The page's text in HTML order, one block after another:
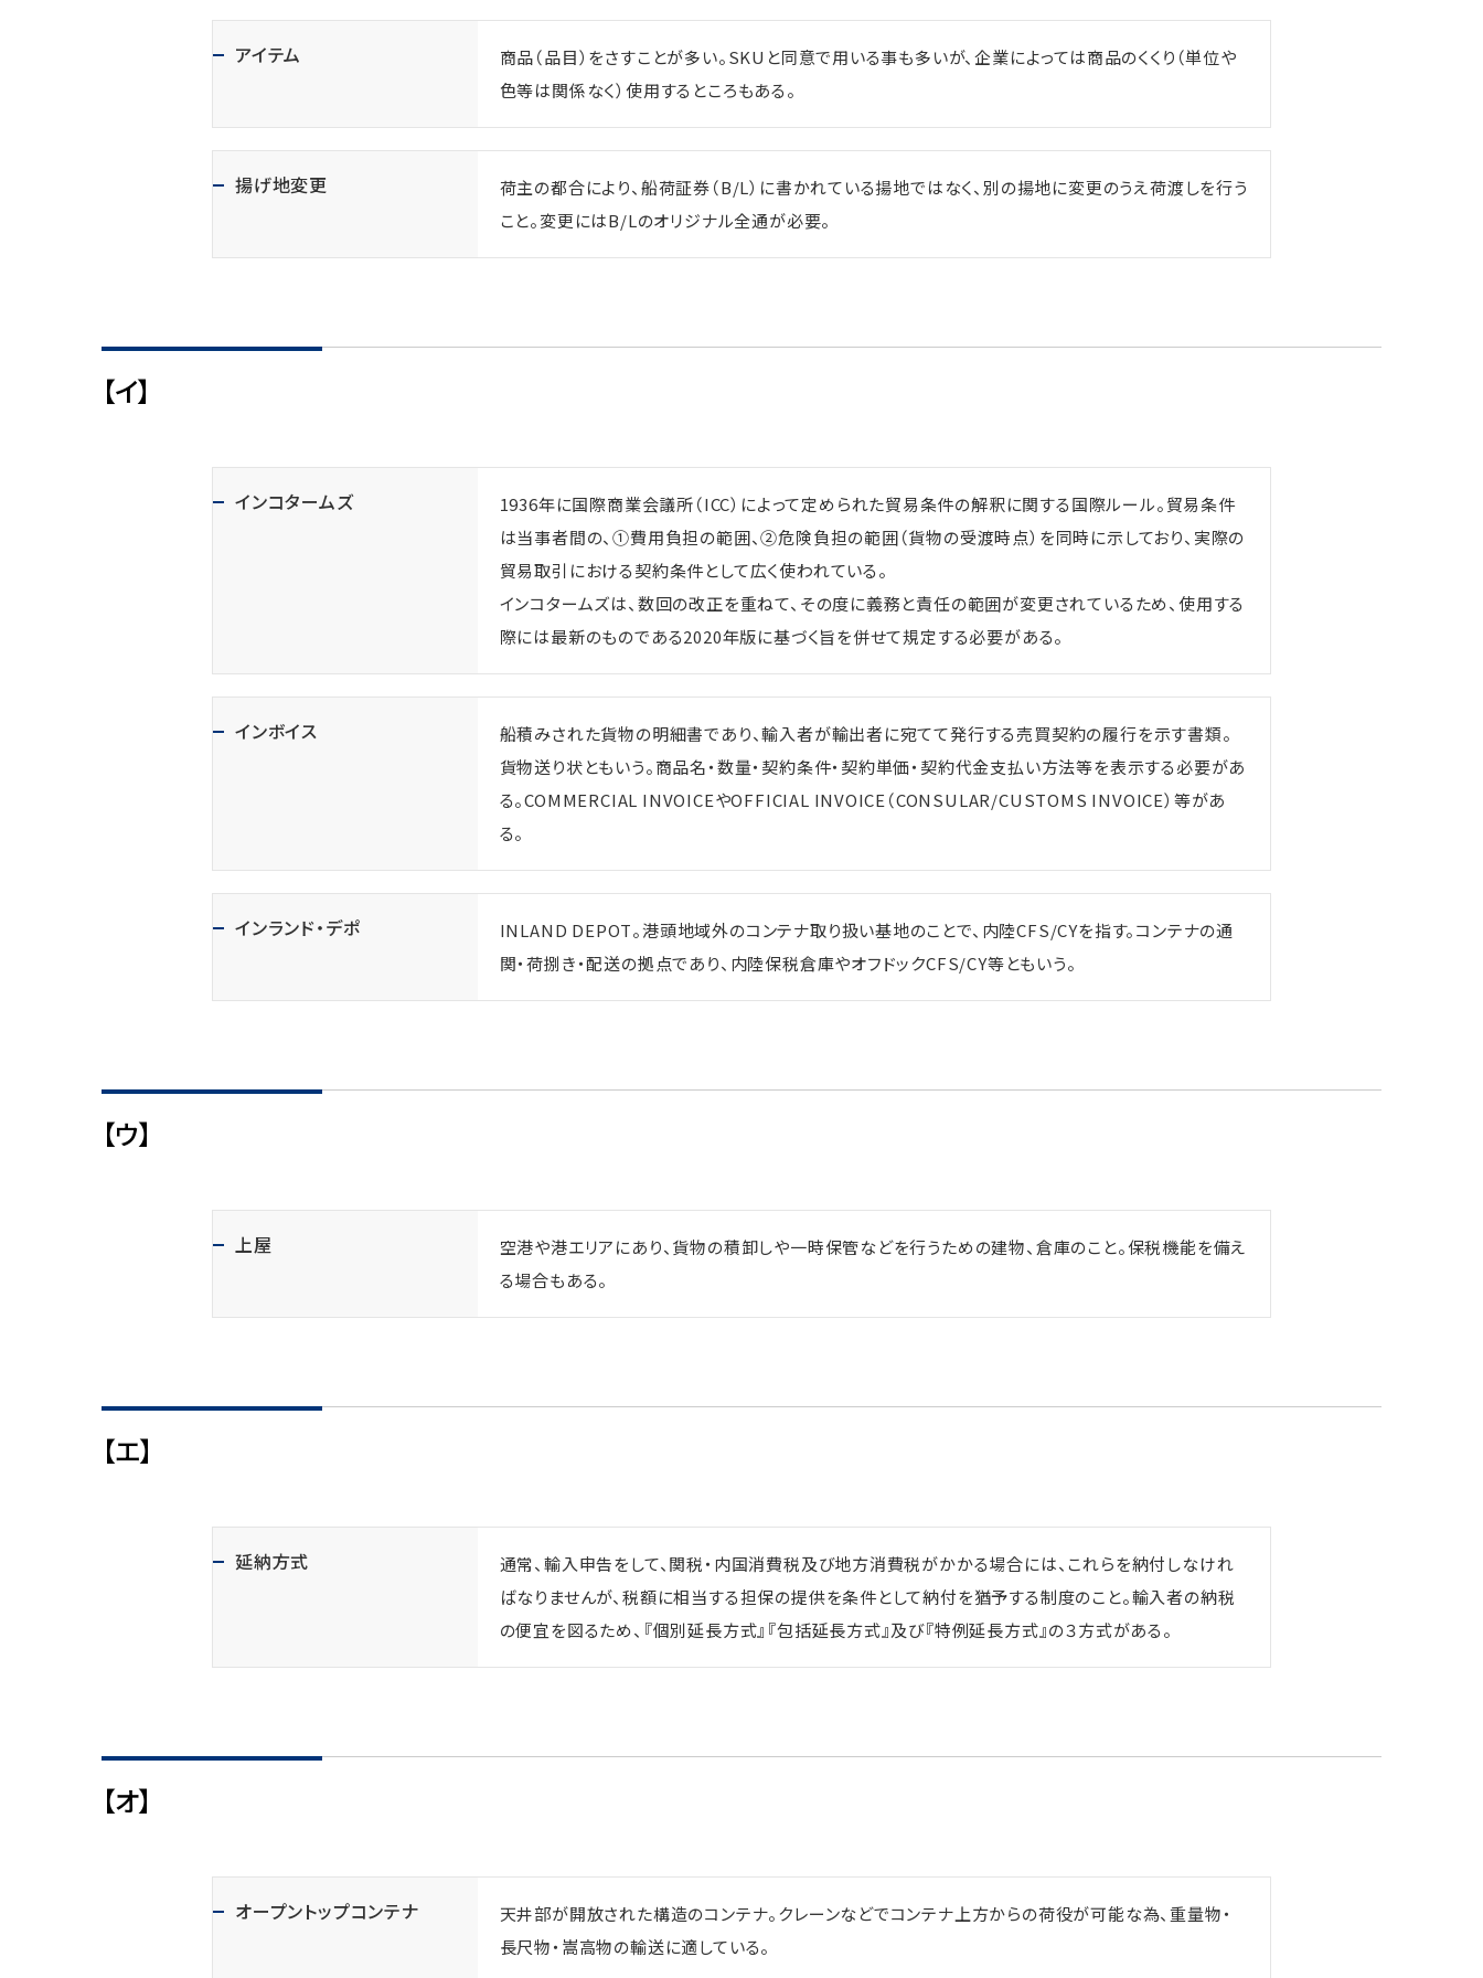
アイテム
商品（品目）をさすことが多い。SKUと同意で用いる事も多いが、企業によっては商品のくくり（単位や
色等は関係なく）使用するところもある。
揚げ地変更
荷主の都合により、船荷証券（B/L）に書かれている揚地ではなく、別の揚地に変更のうえ荷渡しを行う
こと。変更にはB/Lのオリジナル全通が必要。
【イ】
インコタームズ
1936年に国際商業会議所（ICC）によって定められた貿易条件の解釈に関する国際ルール。貿易条件
は当事者間の、①費用負担の範囲、②危険負担の範囲（貨物の受渡時点）を同時に示しており、実際の
貿易取引における契約条件として広く使われている。
インコタームズは、数回の改正を重ねて、その度に義務と責任の範囲が変更されているため、使用する
際には最新のものである2020年版に基づく旨を併せて規定する必要がある。
インボイス
船積みされた貨物の明細書であり、輸入者が輸出者に宛てて発行する売買契約の履行を示す書類。
貨物送り状ともいう。商品名・数量・契約条件・契約単価・契約代金支払い方法等を表示する必要があ
る。COMMERCIAL INVOICEやOFFICIAL INVOICE（CONSULAR/CUSTOMS INVOICE）等があ
る。
インランド・デポ
INLAND DEPOT。港頭地域外のコンテナ取り扱い基地のことで、内陸CFS/CYを指す。コンテナの通
関・荷捌き・配送の拠点であり、内陸保税倉庫やオフドックCFS/CY等ともいう。
【ウ】
上屋
空港や港エリアにあり、貨物の積卸しや一時保管などを行うための建物、倉庫のこと。保税機能を備え
る場合もある。
【エ】
延納方式
通常、輸入申告をして、関税・内国消費税及び地方消費税がかかる場合には、これらを納付しなけれ
ばなりませんが、税額に相当する担保の提供を条件として納付を猶予する制度のこと。輸入者の納税
の便宜を図るため、『個別延長方式』『包括延長方式』及び『特例延長方式』の３方式がある。
【オ】
オープントップコンテナ
天井部が開放された構造のコンテナ。クレーンなどでコンテナ上方からの荷役が可能な為、重量物・
長尺物・嵩高物の輸送に適している。